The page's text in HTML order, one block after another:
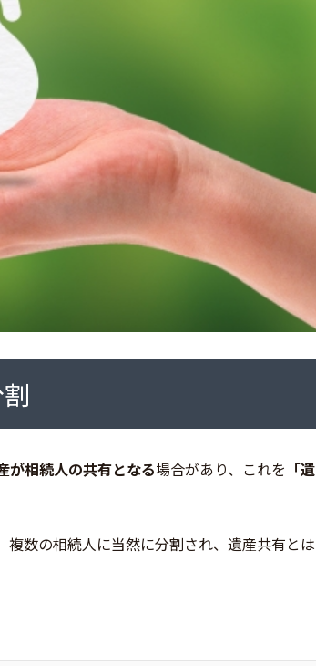
が相続人の共有となる場合があり、これを 「遺
数の相続人に当然に分割され、遺産共有とは